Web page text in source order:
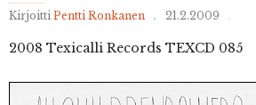
Kirjoitti Pentti Ronkanen 21.2.2009
2008 Texicalli Records TEXCD 085